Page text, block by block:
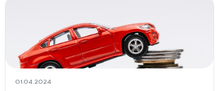
01.04.2024